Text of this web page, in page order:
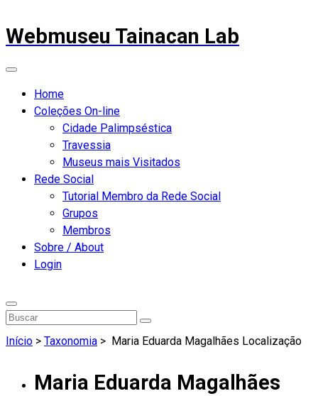
Webmuseu Tainacan Lab
Home
Coleções On-line
Cidade Palimpséstica
Travessia
Museus mais Visitados
Rede Social
Tutorial Membro da Rede Social
Grupos
Membros
Sobre / About
Login
Início > Taxonomia > Maria Eduarda Magalhães Localização
Maria Eduarda Magalhães